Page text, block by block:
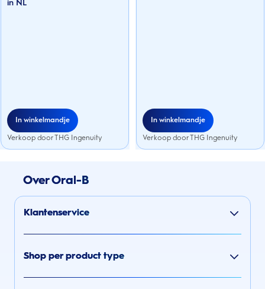
in NL
In winkelmandje
Verkoop door THG Ingenuity
In winkelmandje
Verkoop door THG Ingenuity
Over Oral-B
Klantenservice
Shop per product type